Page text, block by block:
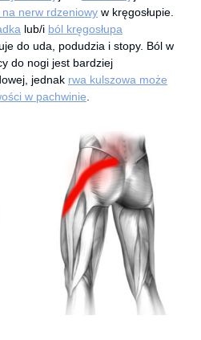
na nerw rdzeniowy w kręgosłupie.
lub/i ból kręgosłupa
do uda, podudzia i stopy. Ból w
do nogi jest bardziej
jednak rwa kulszowa może
w pachwinie